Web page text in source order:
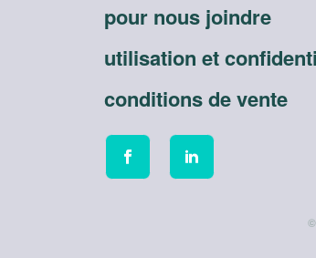
pour nous joindre
utilisation et
conditions de vente